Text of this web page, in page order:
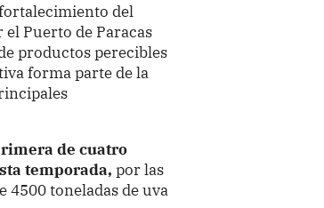
del
Puerto de Paracas
productos perecibles
forma parte de la
de cuatro
temporada,por las
4500 toneladas de uva